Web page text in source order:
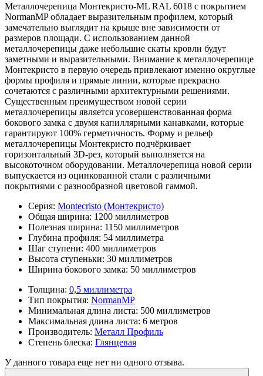
Металлочерепица Монтекристо-ML RAL 6018 с покрытием
NormanMP обладает выразительным профилем, который
замечательно выглядит на крыше вне зависимости от
размеров площади. С использованием данной
металлочерепицы даже небольшие скаты кровли будут
заметными и выразительными. Внимание к металлочерепице
Монтекристо в первую очередь привлекают именно округлые
формы профиля и прямые линии, которые прекрасно
сочетаются с различными архитектурными решениями.
Существенным преимуществом новой серии
металлочерепицы является усовершенствованная форма
бокового замка с двумя капиллярными канавками, которые
гарантируют 100% герметичность. Форму и рельеф
металлочерепицы Монтекристо подчёркивает
горизонтальный 3D-рез, который выполняется на
высокоточном оборудовании. Металлочерепица новой серии
выпускается из оцинкованной стали с различными
покрытиями с разнообразной цветовой гаммой.
Серия: Montecristo (Монтекристо)
Общая ширина: 1200 миллиметров
Полезная ширина: 1150 миллиметров
Глубина профиля: 54 миллиметра
Шаг ступени: 400 миллиметров
Высота ступеньки: 30 миллиметров
Ширина бокового замка: 50 миллиметров
Толщина: 0,5 миллиметра
Тип покрытия: NormanMP
Минимальная длина листа: 500 миллиметров
Максимальная длина листа: 6 метров
Производитель: Металл Профиль
Степень блеска: Глянцевая
У данного товара еще нет ни одного отзыва.